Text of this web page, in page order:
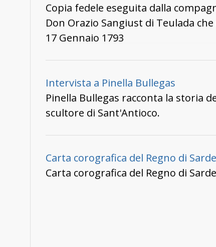
Copia fedele eseguita dalla
Don Orazio Sangiust di Teulada
17 Gennaio 1793
Intervista a Pinella Bullegas
Pinella Bullegas racconta la storia
scultore di Sant'Antioco.
Carta corografica del Regno di
Carta corografica del Regno di